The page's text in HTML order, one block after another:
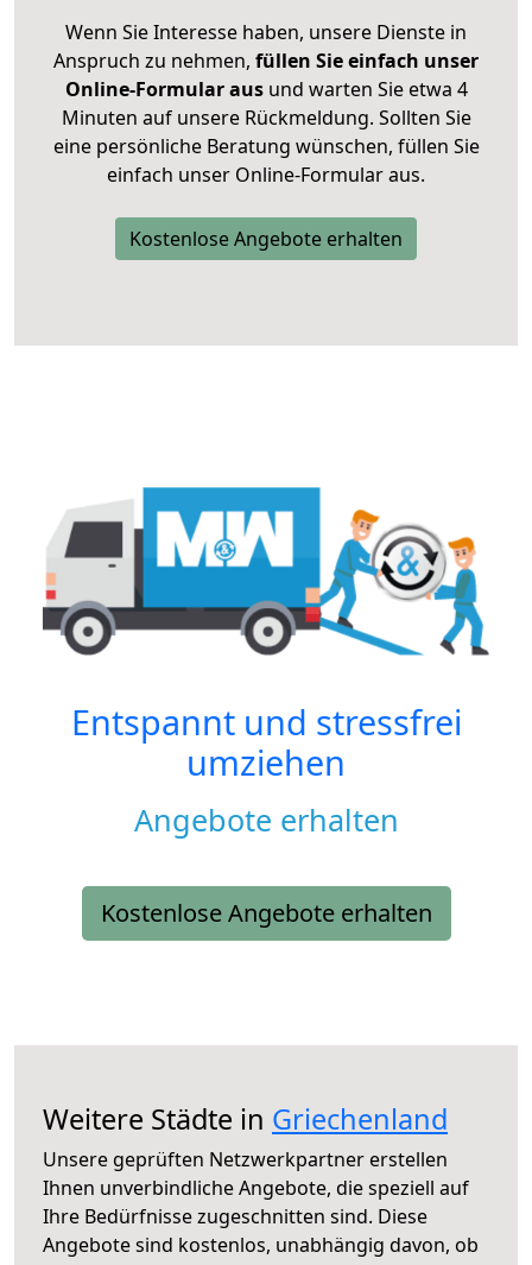
Wenn Sie Interesse haben, unsere Dienste in
Anspruch zu nehmen, füllen Sie einfach unser
Online-Formular ausund warten Sie etwa 4
Minuten auf unsere Rückmeldung. Sollten Sie
eine persönliche Beratung wünschen, füllen Sie
einfach unser Online-Formular aus.
Kostenlose Angebote erhalten
Entspannt und stressfrei
umziehen
Angebote erhalten
Kostenlose Angebote erhalten
Weitere Städte in Griechenland
Unsere geprüften Netzwerkpartner erstellen
Ihnen unverbindliche Angebote, die speziell auf
Ihre Bedürfnisse zugeschnitten sind. Diese
Angebote sind kostenlos, unabhängig davon, ob